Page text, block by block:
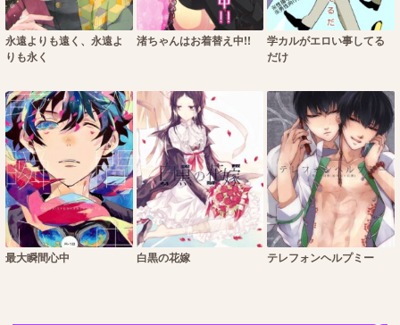
永遠よりも遠く、永遠よ
りも永く
渚ちゃんはお着替え中!!
学カルがエロい事してる
だけ
最大瞬間心中 白黒の花嫁 テレフォンヘルプミー